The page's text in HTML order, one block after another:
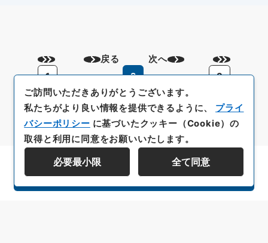
戻る
1
2 3
次へ
資料群階層を表示する
ご訪問いただきありがとうございます。
私たちがより良い情報を提供できるように、 プライ
バシーポリシー に基づいたクッキー（Cookie）の
取得と利用に同意をお願いいたします。
必要最小限 全て同意